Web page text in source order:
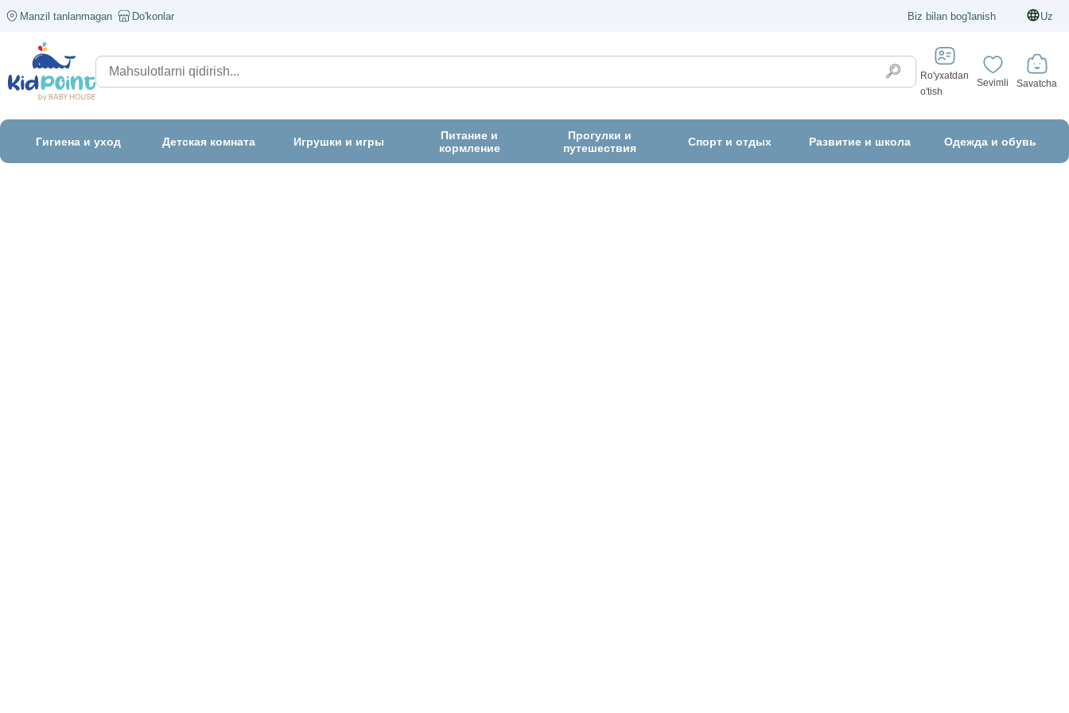
Manzil tanlanmagan Do'konlar Biz bilan bog'lanish Uz
Ro'yxatdan
o'tish
Sevimli Savatcha
Гигиена и уход Детская комната Игрушки и игры
Питание и
кормление
Прогулки и
путешествия
Спорт и отдых Развитие и школа Одежда и обувь